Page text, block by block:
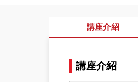
講座介紹
講座介紹